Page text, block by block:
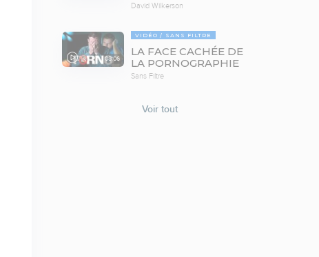
David Wilkerson
08:06
VIDÉO SANS FILTRE
LA FACE CACHÉE DE
LA PORNOGRAPHIE
Sans Filtre
Voir tout